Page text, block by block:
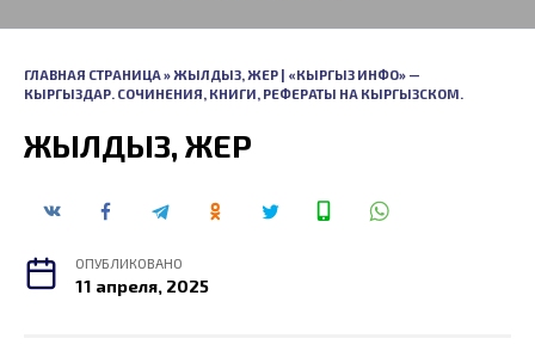
ГЛАВНАЯ СТРАНИЦА» ЖЫЛДЫЗ, ЖЕР | «КЫРГЫЗ ИНФО» —
КЫРГЫЗДАР. СОЧИНЕНИЯ, КНИГИ, РЕФЕРАТЫ НА КЫРГЫЗСКОМ.
ЖЫЛДЫЗ, ЖЕР
ОПУБЛИКОВАНО
11 апреля, 2025